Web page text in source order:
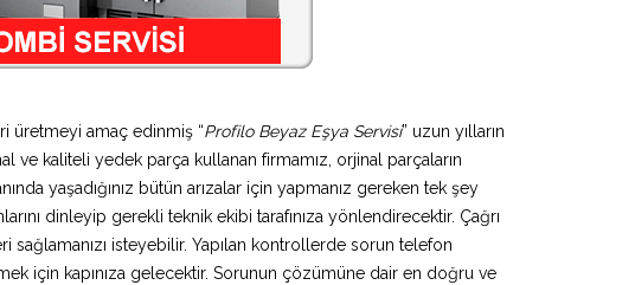
üretmeyi amaç edinmiş “Profilo Beyaz Eşya Servisi” uzun yılların
ve kaliteli yedek parça kullanan firmamız, orjinal parçaların
yaşadığınız bütün arızalar için yapmanız gereken tek şey
dinleyip gerekli teknik ekibi tarafınıza yönlendirecektir. Çağrı
isteyebilir. Yapılan kontrollerde sorun telefon
için kapınıza gelecektir. Sorunun çözümüne dair en doğru ve